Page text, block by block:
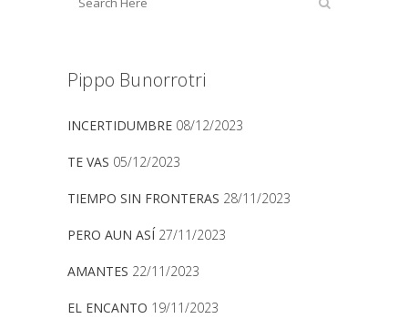
Pippo Bunorrotri
INCERTIDUMBRE 08/12/2023
TE VAS 05/12/2023
TIEMPO SIN FRONTERAS 28/11/2023
PERO AUN ASÍ 27/11/2023
AMANTES 22/11/2023
EL ENCANTO 19/11/2023